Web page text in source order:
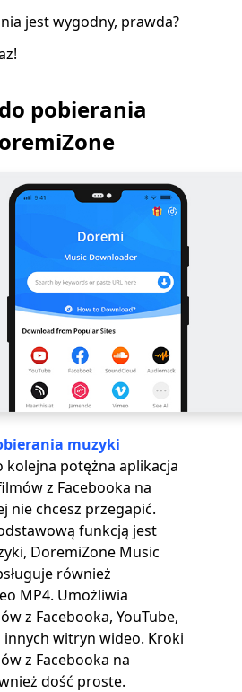
jest wygodny, prawda?
pobierania
muzyki
kolejna potężna aplikacja
z Facebooka na
nie chcesz przegapić.
funkcją jest
DoremiZone Music
również
MP4. Umożliwia
z Facebooka, YouTube,
witryn wideo. Kroki
z Facebooka na
dość proste.